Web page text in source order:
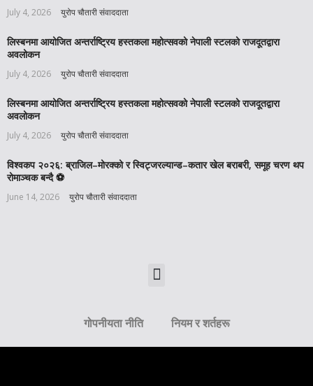
July 4, 2026 युरोप चौतारी संवाददाता
लिस्बनमा आयोजित अन्तर्राष्ट्रिय हस्तकला महोत्सवको नेपाली स्टलको राजदूतद्वारा
अवलोकन
July 4, 2026 युरोप चौतारी संवाददाता
लिस्बनमा आयोजित अन्तर्राष्ट्रिय हस्तकला महोत्सवको नेपाली स्टलको राजदूतद्वारा
अवलोकन
July 4, 2026 युरोप चौतारी संवाददाता
विश्वकप २०२६: ब्राजिल–मोरक्को र स्विट्जरल्यान्ड–कतार खेल बराबरी, समूह चरण थप
रोमाञ्चक बन्दै ⚽️
June 14, 2026 युरोप चौतारी संवाददाता
गोपनीयता नीति नियम र शर्तहरू